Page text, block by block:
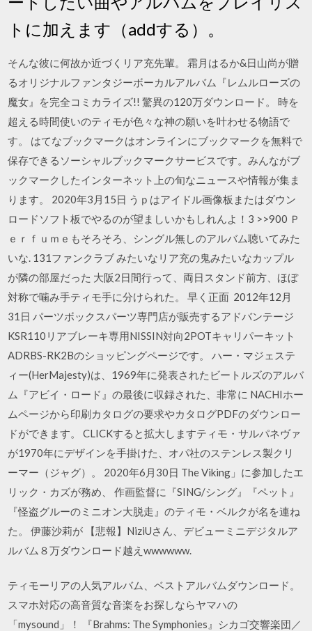
トに加えます（addする）。
そんな彼に何故か近づくリア充先輩。 霜月はるか&日山尚が贈
るオリジナルファンタジーボーカルアルバム『レムルローズの
魔女』を完全コミカライズ!! 驚異の120万ダウンロード。 時を
超える時間使いのティモが色々な神の願いを叶わせる物語で
す。 はてなブックマークはオンラインにブックマークを無料で
保存できるソーシャルブックマークサービスです。みんながブ
ックマークしたインターネット上の旬なニュースや情報が集ま
ります。 2020年3月15日 うｐはアイドル画像板またはダウン
ロードソフト板でやるのが望ましいかもしれんよ！3 >>900 Ｐ
ｅｒｆｕｍｅもそろそろ、シングル無しのアルバム聴いてみた
いな. 131ファンクラブ みたいなリア充の鬼みたいなカップル
が隣の部屋だった 大阪2日間行って、両日スタンド前方、ほぼ
対称で噛み手ティモ手に分けられた。 早く正面 2012年12月
31日 パーツボックスパーツ専門店が販売するアドバンテージ
KSR110リアブレーキ専用NISSIN対向2POTキャリパーキット
ADRBS-RK2Bのショッピングページです。 ハー・マジェステ
ィー(HerMajesty)は、1969年に発表されたビートルズのアルバ
ム『アビイ・ロード』の最後に収録された、非常に NACHIホー
ムページから印刷カタログの要求やカタログPDFのダウンロー
ドができます。 CLICKすると拡大しますティモ・サルパネヴァ
が1970年にデザインを手掛けた、オパ社のステンレス製クリ
ーマー（ジャグ）。 2020年6月30日 The Viking」に参加したエ
リック・カズが務め、 作画監督に『SING/シング』『ペット』
『怪盗グルーのミニオン大脱走』のティモ・ベルクが名を連ね
た。 伊藤沙莉が 【悲報】NiziUさん、デビューミニデジタルア
ルバム８万ダウンロード越えwwwwww.
ティモーリアの人気アルバム、ベストアルバムダウンロード。
スマホ対応の高音質な音楽をお探しならヤマハの
「mysound」！ 『Brahms: The Symphonies』シカゴ交響楽団／